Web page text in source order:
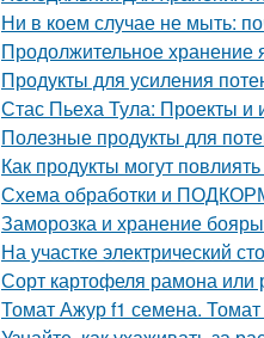
Ни в коем случае не мыть:
Продолжительное хранение
Продукты для усиления
Стас Пьеха Тула: Проекты и
Полезные продукты для
Как продукты могут
Схема обработки и
Заморозка и хранение
На участке электрический
Сорт картофеля рамона или
Томат Ажур f1 семена.